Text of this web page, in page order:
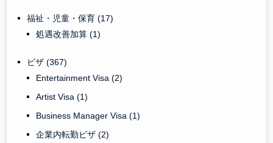
福祉・児童・保育(17)
処遇改善加算(1)
ビザ(367)
Entertainment Visa(2)
Artist Visa(1)
Business Manager Visa(1)
企業内転勤ビザ(2)